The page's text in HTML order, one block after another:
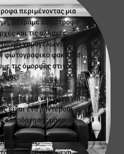
περιμένοντας μια
μετράμε αντίστροφα
και τις αλλαγές,
χαμογελώντας
φωτογραφικό φακό για
τις όμορφες στιγμές
μας!
μια νέα αρχή για
είναι ένα ραντεβού
καθοδήγησης μακριά!
μας;
φλας στην επόμενη